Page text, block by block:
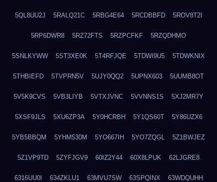
5QL8UU2J 5RALQ21C 5RBG4E64 5RCDBBFD 5ROV8T2I
5RP6DWR8 5RZ72FTS 5RZPCFKF 5RZQDHMO
5SNLKYWW 5ST3XE0K 5T4RFJQE 5TDWI9U5 5TDWKNIX
5THBIEFD 5TVPRN5V 5UJY0QQ2 5UPNX603 5UUMB8OT
5V5K9CVS 5VB3LIYB 5VTXJVNC 5VVNNS1S 5XJ2MR7Y
5XSF9JLS 5XU6ZP3A 5Y0HCRBH 5Y1QS60T 5Y86UZX6
5YB5BBQM 5YHM530M 5YO667IH 5YO7ZQGL 5Z1BWJEZ
5Z1VP9TD 5ZYFJGV9 60IZ2Y44 60X8LPUK 62LJGRE8
6316UU0I 634ZKLU1 63MVU7SW 63SPQINX 63WDQUHH